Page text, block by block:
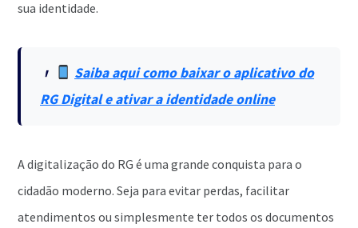
sua identidade.
Saiba aqui como baixar o aplicativo do
RG Digital e ativar a identidade online
A digitalização do RG é uma grande conquista para o
cidadão moderno. Seja para evitar perdas, facilitar
atendimentos ou simplesmente ter todos os documentos